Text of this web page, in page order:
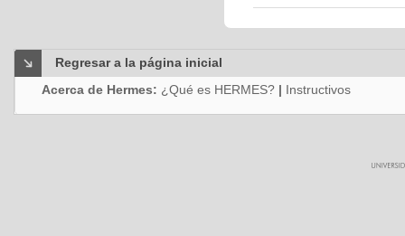
Regresar a la página inicial
Acerca de Hermes: ¿Qué es HERMES? | Instructivos